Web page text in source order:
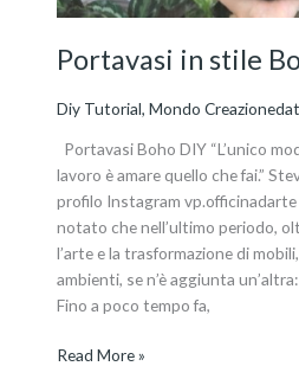
Portavasi in stile
Diy Tutorial,Mondo
Portavasi Boho DIY “L’unico
lavoro è amare quello che fai.”
profilo Instagram
notato che nell’ultimo periodo,
l’arte e la trasformazione di
ambienti, se n’è aggiunta
Fino a poco tempo fa,
Read More »